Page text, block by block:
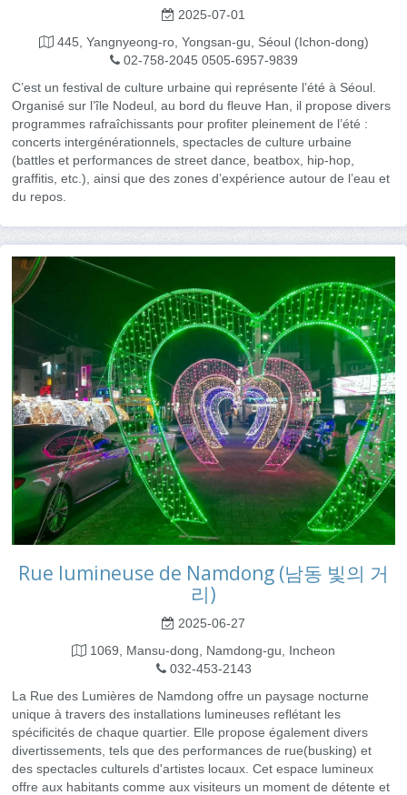
2025-07-01
445, Yangnyeong-ro, Yongsan-gu, Séoul (Ichon-dong)
02-758-2045 0505-6957-9839
C’est un festival de culture urbaine qui représente l’été à Séoul.
Organisé sur l’île Nodeul, au bord du fleuve Han, il propose divers
programmes rafraîchissants pour profiter pleinement de l’été :
concerts intergénérationnels, spectacles de culture urbaine
(battles et performances de street dance, beatbox, hip-hop,
graffitis, etc.), ainsi que des zones d’expérience autour de l’eau et
du repos.
Rue lumineuse de Namdong (남동 빛의 거
리)
2025-06-27
1069, Mansu-dong, Namdong-gu, Incheon
032-453-2143
La Rue des Lumières de Namdong offre un paysage nocturne
unique à travers des installations lumineuses reflétant les
spécificités de chaque quartier. Elle propose également divers
divertissements, tels que des performances de rue(busking) et
des spectacles culturels d'artistes locaux. Cet espace lumineux
offre aux habitants comme aux visiteurs un moment de détente et